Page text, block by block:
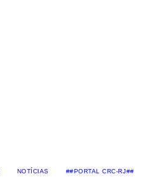
NOTÍCIAS ##PORTAL CRC-RJ##